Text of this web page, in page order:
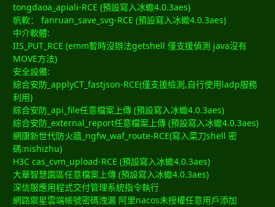
tongdaoa_apiali-RCE (預設寫入冰蠍4.0.3aes)
帆軟： fanruan_save_svg-RCE (預設寫入冰蠍4.0.3aes)
中介軟體:
IIS_PUT_RCE (emm暫時沒辦法getshell 僅支援偵測 java沒有
MOVE方法)
安全設備:
綜合安防_applyCT_fastjson-RCE(僅支援檢測,自行使用ladp服務
利用)
綜合安防_api_file任意檔案上傳 (預設寫入冰蠍4.0.3aes)
綜合安防_external_report任意檔案上傳 (預設寫入冰蠍4.0.3aes)
網康新世代防火牆_ngfw_waf_route-RCE(寫入菜刀shell 密
碼:nishizhu)
H3C cas_cvm_upload-RCE (預設寫入冰蠍4.0.3aes)
大華智慧園區任意檔案上傳 (預設寫入冰蠍4.0.3aes)
深信服應用程式交付管理系統指令執行
網路禦星雲端帳號密碼洩漏 阿里nacos未授權任意用戶添加